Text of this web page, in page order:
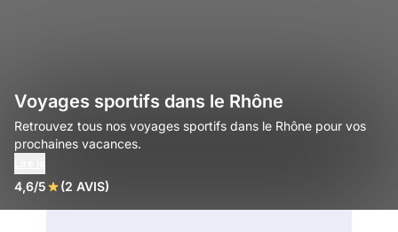
Voyages sportifs dans le Rhône
Retrouvez tous nos voyages sportifs dans le Rhône pour vos
prochaines vacances.
4,6/5 (2 AVIS)